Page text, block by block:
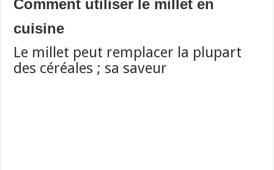
Comment utiliser le millet en
cuisine
Le millet peut remplacer la plupart
des céréales ; sa saveur